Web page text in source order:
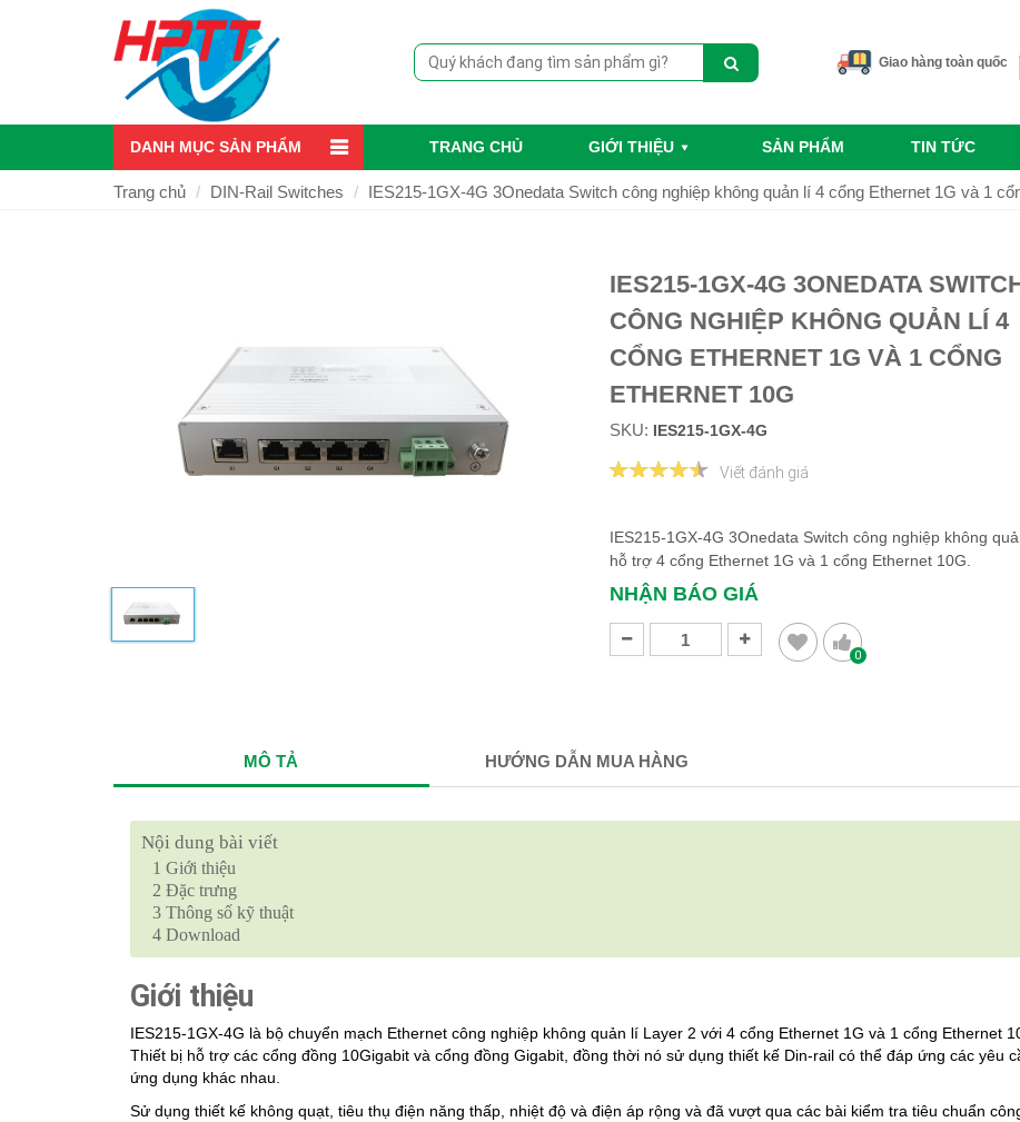
Giao hàng toàn quốc
DANH MỤC SẢN PHẨM TRANG CHỦ GIỚI THIỆU SẢN PHẨM TIN TỨC
Trang chủ DIN-Rail Switches IES215-1GX-4G 3Onedata Switch công nghiệp không quản lí 4 cổng Ethernet 1G và 1
IES215-1GX-4G 3ONEDATA
CÔNG NGHIỆP KHÔNG QUẢN LÍ 4
CỔNG ETHERNET 1G VÀ 1 CỔNG
ETHERNET 10G
SKU: IES215-1GX-4G
Viết đánh giá
IES215-1GX-4G 3Onedata Switch công nghiệp không
hỗ trợ 4 cổng Ethernet 1G và 1 cổng Ethernet 10G.
NHẬN BÁO GIÁ
0
MÔ TẢ HƯỚNG DẪN MUA HÀNG
Nội dung bài viết
1 Giới thiệu
2 Đặc trưng
3 Thông số kỹ thuật
4 Download
Giới thiệu
IES215-1GX-4G là bộ chuyển mạch Ethernet công nghiệp không quản lí Layer 2 với 4 cổng Ethernet 1G và 1 cổng Ethernet
Thiết bị hỗ trợ các cổng đồng 10Gigabit và cổng đồng Gigabit, đồng thời nó sử dụng thiết kế Din-rail có thể đáp ứng các yêu
ứng dụng khác nhau.
Sử dụng thiết kế không quạt, tiêu thụ điện năng thấp, nhiệt độ và điện áp rộng và đã vượt qua các bài kiểm tra tiêu chuẩn